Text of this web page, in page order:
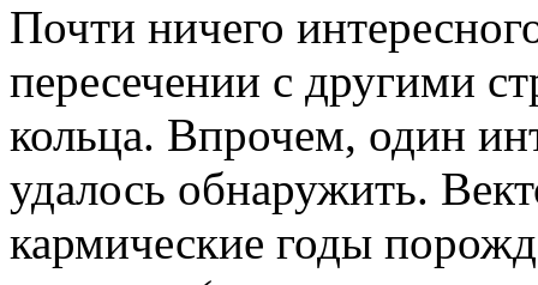
Почти ничего
пересечении с другими
кольца. Впрочем, один
удалось обнаружить.
кармические годы